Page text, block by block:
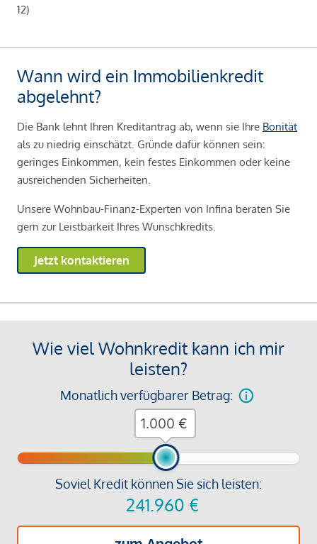
12)
Wann wird ein Immobilienkredit
abgelehnt?
Die Bank lehnt Ihren Kreditantrag ab, wenn sie Ihre Bonität
als zu niedrig einschätzt. Gründe dafür können sein:
geringes Einkommen, kein festes Einkommen oder keine
ausreichenden Sicherheiten.
Unsere Wohnbau-Finanz-Experten von Infina beraten Sie
gern zur Leistbarkeit Ihres Wunschkredits.
Jetzt kontaktieren
Wie viel Wohnkredit kann ich mir
leisten?
Monatlich verfügbarer Betrag:
Soviel Kredit können Sie sich leisten:
241.960 €
€